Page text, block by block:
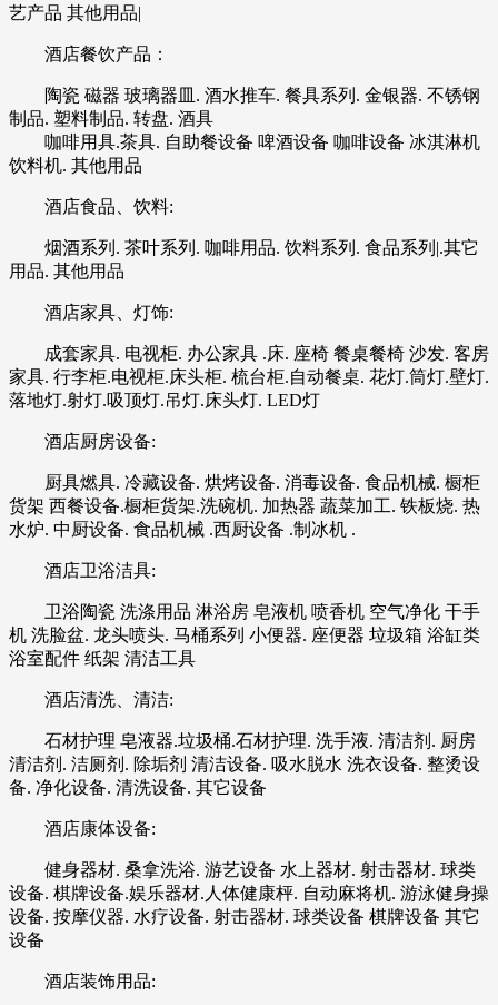
艺产品 其他用品|
酒店餐饮产品：
陶瓷 磁器 玻璃器皿. 酒水推车. 餐具系列. 金银器. 不锈钢
制品. 塑料制品. 转盘. 酒具
咖啡用具.茶具. 自助餐设备 啤酒设备 咖啡设备 冰淇淋机
饮料机. 其他用品
酒店食品、饮料:
烟酒系列. 茶叶系列. 咖啡用品. 饮料系列. 食品系列|.其它
用品. 其他用品
酒店家具、灯饰:
成套家具. 电视柜. 办公家具 .床. 座椅 餐桌餐椅 沙发. 客房
家具. 行李柜.电视柜.床头柜. 梳台柜.自动餐桌. 花灯.筒灯.壁灯.
落地灯.射灯.吸顶灯.吊灯.床头灯. LED灯
酒店厨房设备:
厨具燃具. 冷藏设备. 烘烤设备. 消毒设备. 食品机械. 橱柜
货架 西餐设备.橱柜货架.洗碗机. 加热器 蔬菜加工. 铁板烧. 热
水炉. 中厨设备. 食品机械 .西厨设备 .制冰机 .
酒店卫浴洁具:
卫浴陶瓷 洗涤用品 淋浴房 皂液机 喷香机 空气净化 干手
机 洗脸盆. 龙头喷头. 马桶系列 小便器. 座便器 垃圾箱 浴缸类
浴室配件 纸架 清洁工具
酒店清洗、清洁:
石材护理 皂液器.垃圾桶.石材护理. 洗手液. 清洁剂. 厨房
清洁剂. 洁厕剂. 除垢剂 清洁设备. 吸水脱水 洗衣设备. 整烫设
备. 净化设备. 清洗设备. 其它设备
酒店康体设备:
健身器材. 桑拿洗浴. 游艺设备 水上器材. 射击器材. 球类
设备. 棋牌设备.娱乐器材.人体健康枰. 自动麻将机. 游泳健身操
设备. 按摩仪器. 水疗设备. 射击器材. 球类设备 棋牌设备 其它
设备
酒店装饰用品: